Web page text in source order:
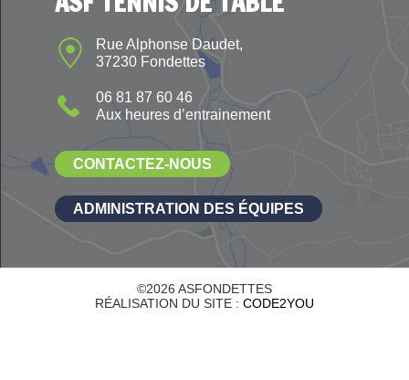
Rue Alphonse Daudet,
37230 Fondettes
06 81 87 60 46
Aux heures d’entrainement
CONTACTEZ-NOUS
ADMINISTRATION DES ÉQUIPES
©2026 ASFONDETTES
RÉALISATION DU SITE : CODE2YOU